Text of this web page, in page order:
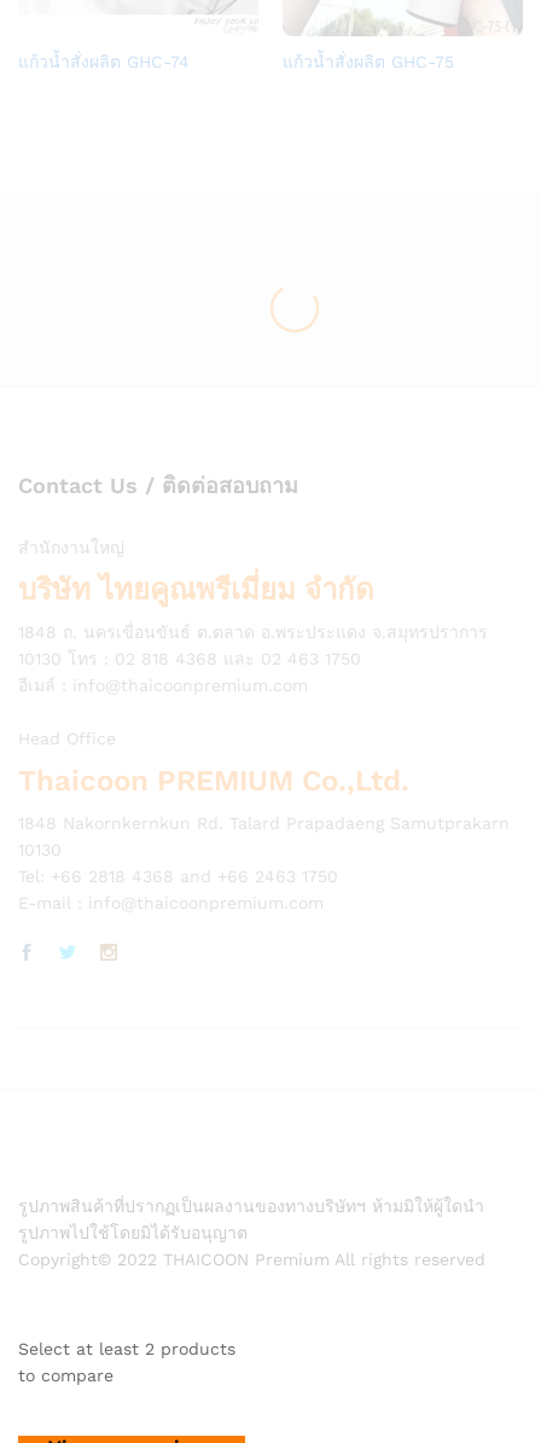
Add
แก้วน้ำสั่งผลิต GHC-74
Add
แก้วน้ำสั่งผลิต GHC-75
Contact Us / ติดต่อสอบถาม
สำนักงานใหญ่
บริษัท ไทยคูณพรีเมี่ยม จำกัด
1848 ถ. นครเขื่อนขันธ์ ต.ตลาด อ.พระประแดง จ.สมุทรปราการ
10130 โทร : 02 818 4368 และ 02 463 1750
อีเมล์ : info@thaicoonpremium.com
Head Office
Thaicoon PREMIUM Co.,Ltd.
1848 Nakornkernkun Rd. Talard Prapadaeng Samutprakarn
10130
Tel: +66 2818 4368 and +66 2463 1750
E-mail : info@thaicoonpremium.com
รูปภาพสินค้าที่ปรากฏเป็นผลงานของทางบริษัทฯ ห้ามมิให้ผู้ใดนำ
รูปภาพไปใช้โดยมิได้รับอนุญาต
Copyright© 2022 THAICOON Premium All rights reserved
Select at least 2 products
to compare